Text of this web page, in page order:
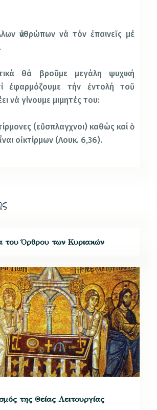
ἀνθρώπων νά τόν ἐπαινεῖς μέ
θά βροῦμε μεγάλη ψυχική
ἐφαρμόζουμε τήν ἐντολή τοῦ
νά γίνουμε μιμητές του:
(εὔσπλαγχνοι) καθώς καί ὁ
οἰκτίρμων (Λουκ. 6,36).
του Όρθρου των Κυριακών
της Θείας Λειτουργίας